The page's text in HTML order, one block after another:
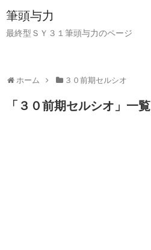
筆頭与力
最終型ＳＹ３１筆頭与力のページ
ホーム ３０前期セルシオ
「 ３０前期セルシオ 」 一覧